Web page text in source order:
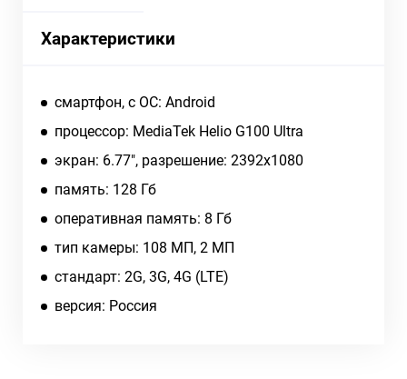
Характеристики
смартфон, c ОС: Android
процессор: MediaTek Helio G100 Ultra
экран: 6.77", разрешение: 2392x1080
память: 128 Гб
оперативная память: 8 Гб
тип камеры: 108 MП, 2 MП
cтандарт: 2G, 3G, 4G (LTE)
версия: Россия